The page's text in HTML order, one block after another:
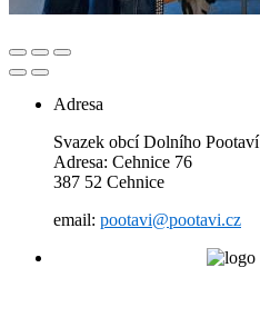
Adresa
Svazek obcí Dolního Pootaví
Adresa: Cehnice 76
387 52 Cehnice
email: pootavi@pootavi.cz